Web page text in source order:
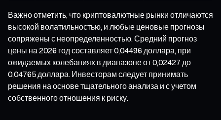
Важно отметить, что криптовалютные рынки отличаются
высокой волатильностью, и любые ценовые прогнозы
сопряжены с неопределенностью. Средний прогноз
цены на 2026 год составляет 0,04496 доллара, при
ожидаемых колебаниях в диапазоне от 0,02427 до
0,04765 доллара. Инвесторам следует принимать
решения на основе тщательного анализа и с учетом
собственного отношения к риску.